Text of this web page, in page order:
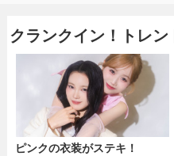
クランクイン！トレ
ピンクの衣装がステキ！